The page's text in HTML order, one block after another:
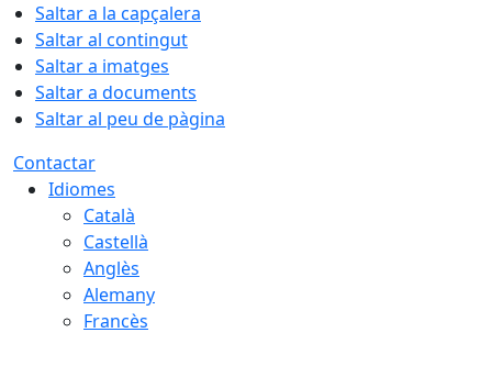
Saltar a la capçalera
Saltar al contingut
Saltar a imatges
Saltar a documents
Saltar al peu de pàgina
Contactar
Idiomes
Català
Castellà
Anglès
Alemany
Francès